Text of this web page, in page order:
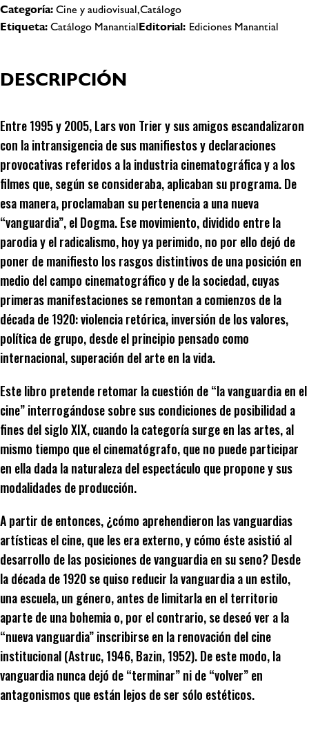
Categoría:Cine y audiovisual,Catálogo
Etiqueta:Catálogo ManantialEditorial: Ediciones Manantial
DESCRIPCIÓN
Entre 1995 y 2005, Lars von Trier y sus amigos escandalizaron
con la intransigencia de sus manifiestos y declaraciones
provocativas referidos a la industria cinematográfica y a los
filmes que, según se consideraba, aplicaban su programa. De
esa manera, proclamaban su pertenencia a una nueva
“vanguardia”, el Dogma. Ese movimiento, dividido entre la
parodia y el radicalismo, hoy ya perimido, no por ello dejó de
poner de manifiesto los rasgos distintivos de una posición en
medio del campo cinematográfico y de la sociedad, cuyas
primeras manifestaciones se remontan a comienzos de la
década de 1920: violencia retórica, inversión de los valores,
política de grupo, desde el principio pensado como
internacional, superación del arte en la vida.
Este libro pretende retomar la cuestión de “la vanguardia en el
cine” interrogándose sobre sus condiciones de posibilidad a
fines del siglo XIX, cuando la categoría surge en las artes, al
mismo tiempo que el cinematógrafo, que no puede participar
en ella dada la naturaleza del espectáculo que propone y sus
modalidades de producción.
A partir de entonces, ¿cómo aprehendieron las vanguardias
artísticas el cine, que les era externo, y cómo éste asistió al
desarrollo de las posiciones de vanguardia en su seno? Desde
la década de 1920 se quiso reducir la vanguardia a un estilo,
una escuela, un género, antes de limitarla en el territorio
aparte de una bohemia o, por el contrario, se deseó ver a la
“nueva vanguardia” inscribirse en la renovación del cine
institucional (Astruc, 1946, Bazin, 1952). De este modo, la
vanguardia nunca dejó de “terminar” ni de “volver” en
antagonismos que están lejos de ser sólo estéticos.